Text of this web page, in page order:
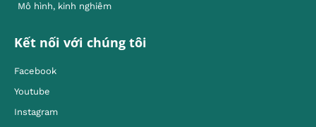
Mô hình, kinh nghiêm
Kết nối với chúng tôi
Facebook
Youtube
Instagram